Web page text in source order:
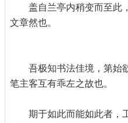
盖自兰亭内稍变而至此
文章然也。
吾极知书法佳境，第始
笔主客互有乖左之故也。
期于如此而能如此者，